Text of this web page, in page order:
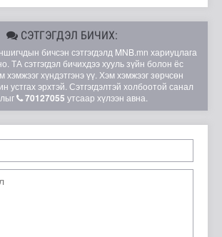
СЭТГЭГДЭЛ БИЧИХ:
бичсэн сэтгэгдэлд MNB.mn хариуцлага
ТА сэтгэгдэл бичихдээ хууль зүйн болон ёс
хэмжээг хүндэтгэнэ үү. Хэм хэмжээг зөрчсөн
устгах эрхтэй. Сэтгэгдэлтэй холбоотой санал
70127055 утсаар хүлээн авна.